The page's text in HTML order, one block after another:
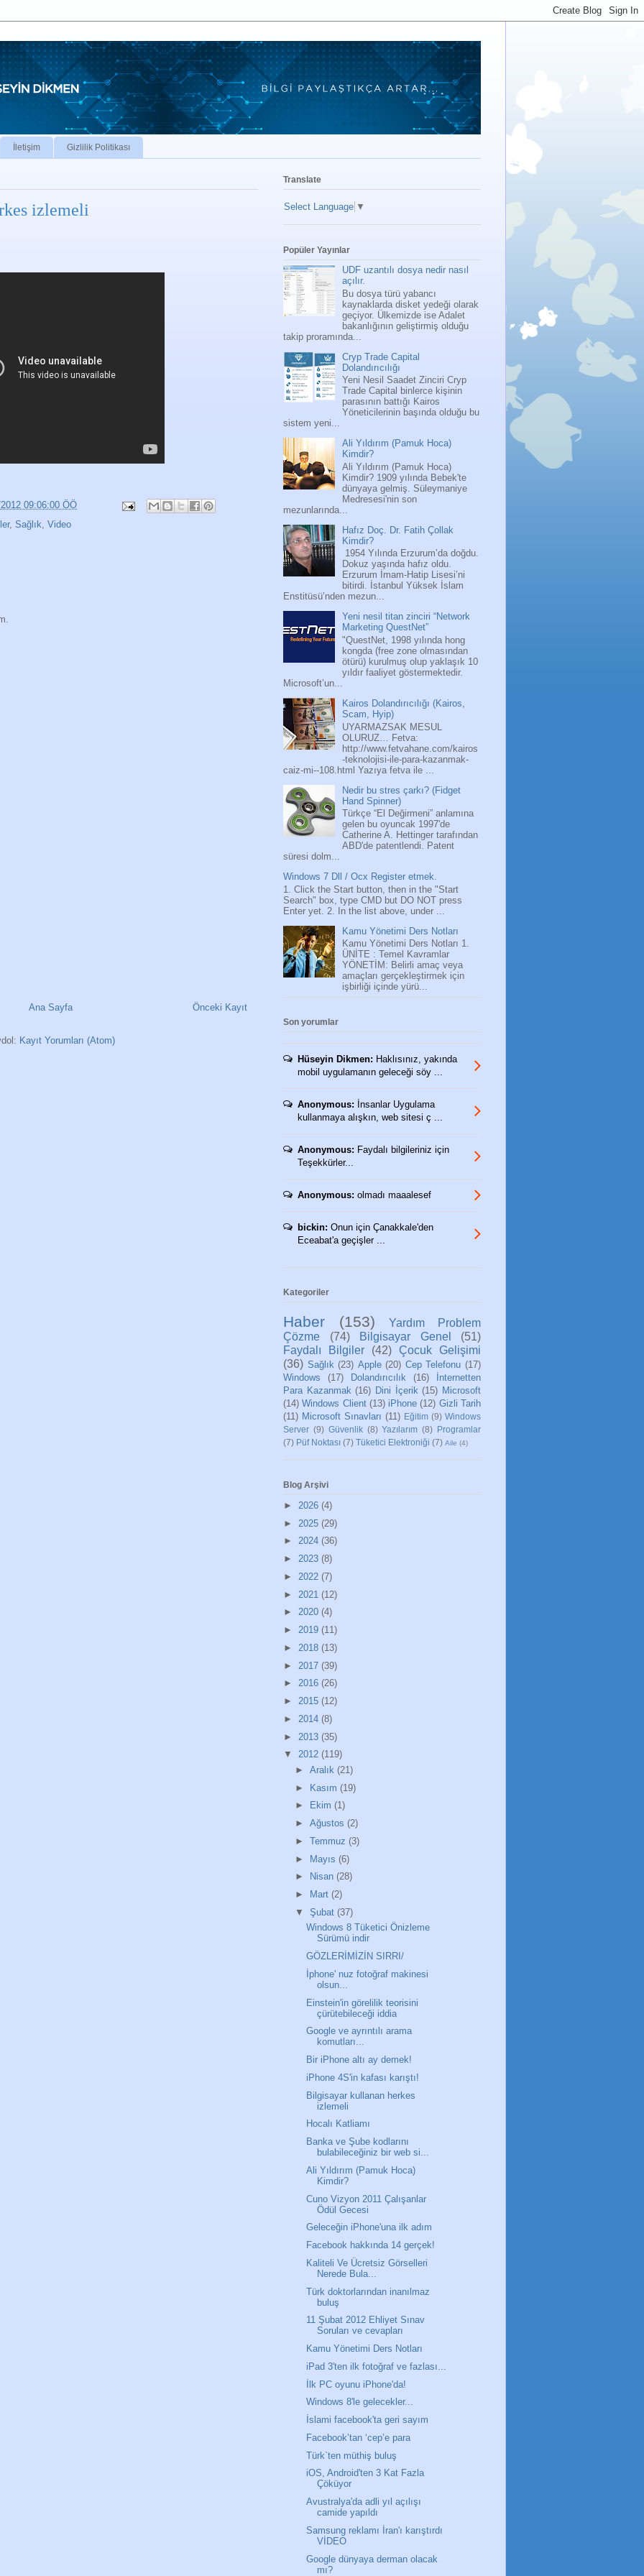
İletişim Gizlilik Politikası
izlemeli
09:06:00 ÖÖ
, Sağlık, Video
Önceki Kayıt
Ana Sayfa
Kayıt Yorumları (Atom)
Translate
Select Language ▼
Popüler Yayınlar
UDF uzantılı dosya nedir nasıl
açılır.
Bu dosya türü yabancı
kaynaklarda disket yedeği olarak
geçiyor. Ülkemizde ise Adalet
bakanlığının geliştirmiş olduğu
takip proramında...
Cryp Trade Capital
Dolandırıcılığı
Yeni Nesil Saadet Zinciri Cryp
Trade Capital binlerce kişinin
parasının battığı Kairos
Yöneticilerinin başında olduğu bu
sistem yeni...
Ali Yıldırım (Pamuk Hoca)
Kimdir?
Ali Yıldırım (Pamuk Hoca)
Kimdir? 1909 yılında Bebek'te
dünyaya gelmiş. Süleymaniye
Medresesi'nin son
mezunlarında...
Hafız Doç. Dr. Fatih Çollak
Kimdir?
1954 Yılında Erzurum’da doğdu.
Dokuz yaşında hafız oldu.
Erzurum İmam-Hatip Lisesi’ni
bitirdi. İstanbul Yüksek İslam
Enstitüsü’nden mezun...
Yeni nesil titan zinciri “Network
Marketing QuestNet”
"QuestNet, 1998 yılında hong
kongda (free zone olmasından
ötürü) kurulmuş olup yaklaşık 10
yıldır faaliyet göstermektedir.
Microsoft’un...
Kairos Dolandırıcılığı (Kairos,
Scam, Hyip)
UYARMAZSAK MESUL
OLURUZ… Fetva:
http://www.fetvahane.com/kairos
-teknolojisi-ile-para-kazanmak-
caiz-mi--108.html Yazıya fetva ile ...
Nedir bu stres çarkı? (Fidget
Hand Spinner)
Türkçe “El Değirmeni” anlamına
gelen bu oyuncak 1997'de
Catherine A. Hettinger tarafından
ABD'de patentlendi. Patent
süresi dolm...
Windows 7 Dll / Ocx Register etmek.
1. Click the Start button, then in the "Start
Search" box, type CMD but DO NOT press
Enter yet. 2. In the list above, under ...
Kamu Yönetimi Ders Notları
Kamu Yönetimi Ders Notları 1.
ÜNİTE : Temel Kavramlar
YÖNETİM: Belirli amaç veya
amaçları gerçekleştirmek için
işbirliği içinde yürü...
Son yorumlar
Hüseyin Dikmen: Haklısınız, yakında
mobil uygulamanın geleceği söy ...
Anonymous: İnsanlar Uygulama
kullanmaya alışkın, web sitesi ç ...
Anonymous: Faydalı bilgileriniz için
Teşekkürler...
Anonymous: olmadı maaalesef
bickin: Onun için Çanakkale'den
Eceabat'a geçişler ...
Kategoriler
Haber (153)
Yardım Problem
Çözme
(74) Bilgisayar Genel
(51)
Faydalı Bilgiler
(42) Çocuk Gelişimi
(36) Sağlık (23) Apple (20) Cep Telefonu (17)
Windows
(17) Dolandırıcılık (16)
İnternetten
Para Kazanmak (16) Dini İçerik (15) Microsoft
(14) Windows Client (13) iPhone (12) Gizli Tarih
(11) Microsoft Sınavları (11) Eğitim (9) Windows
Server (9) Güvenlik (8) Yazılarım (8)
Programlar
(7) Püf Noktası (7) Tüketici Elektroniği (7) Aile (4)
Blog Arşivi
► 2026 (4)
► 2025 (29)
► 2024 (36)
► 2023 (8)
► 2022 (7)
► 2021 (12)
► 2020 (4)
► 2019 (11)
► 2018 (13)
► 2017 (39)
► 2016 (26)
► 2015 (12)
► 2014 (8)
► 2013 (35)
▼ 2012 (119)
► Aralık (21)
► Kasım (19)
►
Ekim (1)
► Ağustos (2)
► Temmuz (3)
► Mayıs (6)
►
Nisan (28)
►
Mart (2)
▼ Şubat (37)
Windows 8 Tüketici Önizleme
Sürümü indir
GÖZLERİMİZİN SIRRI/
İphone' nuz fotoğraf makinesi
olsun...
Einstein'in görelilik teorisini
çürütebileceği iddia
Google ve ayrıntılı arama
komutları...
Bir iPhone altı ay demek!
iPhone 4S'in kafası karıştı!
Bilgisayar kullanan herkes
izlemeli
Hocalı Katliamı
Banka ve Şube kodlarını
bulabileceğiniz bir web si...
Ali Yıldırım (Pamuk Hoca)
Kimdir?
Cuno Vizyon 2011 Çalışanlar
Ödül Gecesi
Geleceğin iPhone'una ilk adım
Facebook hakkında 14 gerçek!
Kaliteli Ve Ücretsiz Görselleri
Nerede Bula...
Türk doktorlarından inanılmaz
buluş
11 Şubat 2012 Ehliyet Sınav
Soruları ve cevapları
Kamu Yönetimi Ders Notları
iPad 3'ten ilk fotoğraf ve fazlası...
İlk PC oyunu iPhone'da!
Windows 8'le gelecekler...
İslami facebook'ta geri sayım
Facebook’tan ‘cep’e para
Türk`ten müthiş buluş
iOS, Android'ten 3 Kat Fazla
Çöküyor
Avustralya'da adli yıl açılışı
camide yapıldı
Samsung reklamı İran'ı karıştırdı
VİDEO
Google dünyaya derman olacak
mı?